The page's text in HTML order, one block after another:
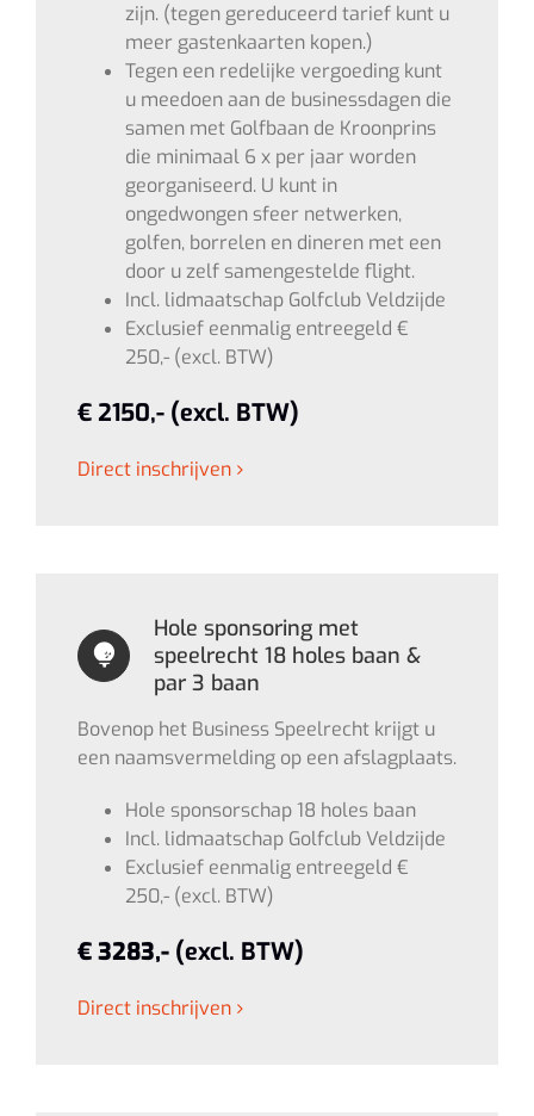
zijn. (tegen gereduceerd tarief kunt u
meer gastenkaarten kopen.)
Tegen een redelijke vergoeding kunt
u meedoen aan de businessdagen die
samen met Golfbaan de Kroonprins
die minimaal 6 x per jaar worden
georganiseerd. U kunt in
ongedwongen sfeer netwerken,
golfen, borrelen en dineren met een
door u zelf samengestelde flight.
Incl. lidmaatschap Golfclub Veldzijde
Exclusief eenmalig entreegeld €
250,- (excl. BTW)
€ 2150,- (excl. BTW)
Direct inschrijven
Hole sponsoring met
speelrecht 18 holes baan &
par 3 baan
Bovenop het Business Speelrecht krijgt u
een naamsvermelding op een afslagplaats.
Hole sponsorschap 18 holes baan
Incl. lidmaatschap Golfclub Veldzijde
Exclusief eenmalig entreegeld €
250,- (excl. BTW)
€ 3283,- (excl. BTW)
Direct inschrijven